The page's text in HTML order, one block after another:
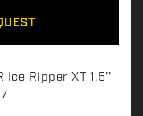
Ice Ripper XT 1.5''